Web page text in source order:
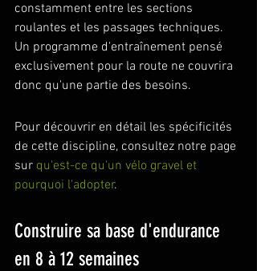
constamment entre les sections
roulantes et les passages techniques.
Un programme d'entraînement pensé
exclusivement pour la route ne couvrira
donc qu'une partie des besoins.
Pour découvrir en détail les spécificités
de cette discipline, consultez notre page
sur qu'est-ce qu'un vélo gravel et
pourquoi l'adopter.
Construire sa base d'endurance
en 8 à 12 semaines